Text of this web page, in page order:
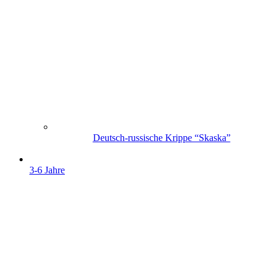
Deutsch-russische Krippe “Skaska”
3-6 Jahre